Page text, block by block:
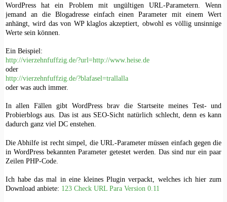
WordPress hat ein Problem mit ungültigen URL-Parametern. Wenn
jemand an die Blogadresse einfach einen Parameter mit einem Wert
anhängt, wird das von WP klaglos akzeptiert, obwohl es völlig unsinnige
Werte sein können.
Ein Beispiel:
http://vierzehnfuffzig.de/?url=http://www.heise.de
oder
http://vierzehnfuffzig.de/?blafasel=trallalla
oder was auch immer.
In allen Fällen gibt WordPress brav die Startseite meines Test- und
Probierblogs aus. Das ist aus SEO-Sicht natürlich schlecht, denn es kann
dadurch ganz viel DC enstehen.
Die Abhilfe ist recht simpel, die URL-Parameter müssen einfach gegen die
in WordPress bekannten Parameter getestet werden. Das sind nur ein paar
Zeilen PHP-Code.
Ich habe das mal in eine kleines Plugin verpackt, welches ich hier zum
Download anbiete: 123 Check URL Para Version 0.11